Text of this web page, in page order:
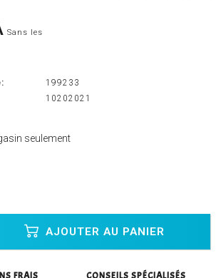
Sans les
199233
10202021
seulement
AJOUTER AU PANIER